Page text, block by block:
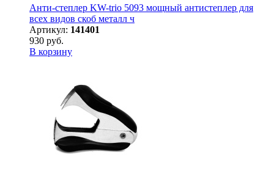
Анти-степлер KW-trio 5093 мощный антистеплер для
всех видов скоб металл ч
Артикул: 141401
930 руб.
В корзину